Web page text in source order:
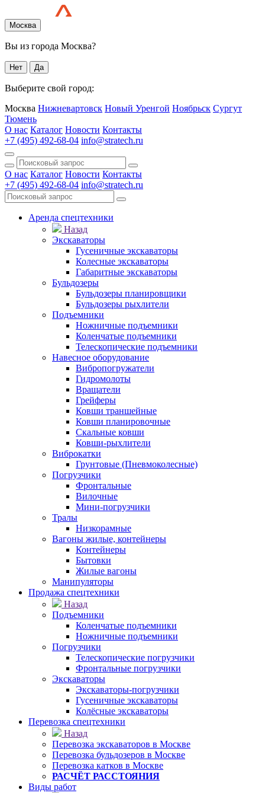
Москва
Вы из города Москва?
Нет Да
Выберите свой город:
Москва Нижневартовск Новый Уренгой Ноябрьск Сургут
Тюмень
О нас Каталог Новости Контакты
+7 (495) 492-68-04 info@stratech.ru
О нас Каталог Новости Контакты
+7 (495) 492-68-04 info@stratech.ru
Аренда спецтехники
Назад
Экскаваторы
Гусеничные экскаваторы
Колесные экскаваторы
Габаритные экскаваторы
Бульдозеры
Бульдозеры планировщики
Бульдозеры рыхлители
Подъемники
Ножничные подъемники
Коленчатые подъемники
Телескопические подъемники
Навесное оборудование
Вибропогружатели
Гидромолоты
Вращатели
Грейферы
Ковши траншейные
Ковши планировочные
Скальные ковши
Ковши-рыхлители
Виброкатки
Грунтовые (Пневмоколесные)
Погрузчики
Фронтальные
Вилочные
Мини-погрузчики
Тралы
Низкорамные
Вагоны жилые, контейнеры
Контейнеры
Бытовки
Жилые вагоны
Манипуляторы
Продажа спецтехники
Назад
Подъемники
Коленчатые подъемники
Ножничные подъемники
Погрузчики
Телескопические погрузчики
Фронтальные погрузчики
Экскаваторы
Экскаваторы-погрузчики
Гусеничные экскаваторы
Колёсные экскаваторы
Перевозка спецтехники
Назад
Перевозка экскаваторов в Москве
Перевозка бульдозеров в Москве
Перевозка катков в Москве
РАСЧЁТ РАССТОЯНИЯ
Виды работ